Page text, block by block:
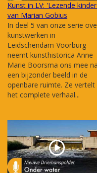
Kunst in LV: 'Lezende
van Marian Gobius
In deel 5 van onze serie
kunstwerken in
Leidschendam-Voorburg
neemt kunsthistorica Anne
Marie Boorsma ons mee
een bijzonder beeld in de
openbare ruimte. Ze vertelt
het complete verhaal...